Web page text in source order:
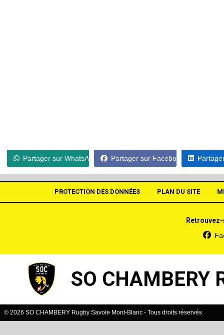
Partager sur WhatsApp Partager sur Facebook
PROTECTION DES DONNÉES PLAN DU SITE
SO CHAMBERY
© 2026 SO CHAMBERY Rugby Savoie Mont-Blanc - Tous droits réservés